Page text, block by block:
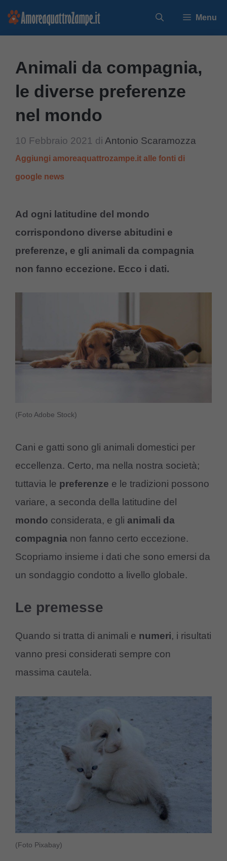
Vai
Menu
Animali da compagnia,
le diverse preferenze
nel mondo
10 Febbraio 2021 di Antonio Scaramozza
Aggiungi amoreaquattrozampe.it alle fonti di
google news
Ad ogni latitudine del mondo
corrispondono diverse abitudini e
preferenze, e gli animali da compagnia
non fanno eccezione. Ecco i dati.
(Foto Adobe Stock)
Cani e gatti sono gli animali domestici per
eccellenza. Certo, ma nella nostra società;
tuttavia le preferenze e le tradizioni possono
variare, a seconda della latitudine del
mondo considerata, e gli animali da
compagnia non fanno certo eccezione.
Scopriamo insieme i dati che sono emersi da
un sondaggio condotto a livello globale.
Le premesse
Quando si tratta di animali e numeri, i risultati
vanno presi considerati sempre con
massima cautela.
(Foto Pixabay)